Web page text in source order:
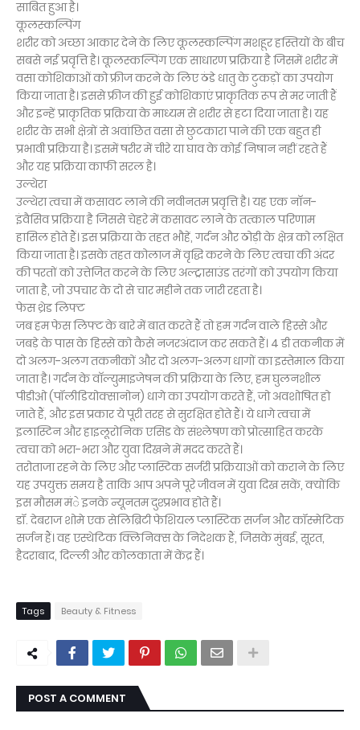
साबित हुआ है।
कूलस्कल्पिंग
शरीर को अच्छा आकार देने के लिए कूलस्कल्पिंग मशहूर हस्तियों के बीच
सबसे नई प्रवृत्ति है। कूलस्कल्पिंग एक साधारण प्रक्रिया है जिसमें शरीर में
वसा कोशिकाओं को फ्रीज करने के लिए ठंडे धातु के टुकड़ों का उपयोग
किया जाता है। इससे फ्रीज की हुई कोशिकाएं प्राकृतिक रूप से मर जाती हैं
और इन्हें प्राकृतिक प्रक्रिया के माध्यम से शरीर से हटा दिया जाता है। यह
शरीर के सभी क्षेत्रों से अवांछित वसा से छुटकारा पाने की एक बहुत ही
प्रभावी प्रक्रिया है। इसमें षरीर में चीरे या घाव के कोई निषान नहीं रहते हैं
और यह प्रक्रिया काफी सरल है।
उल्थेरा
उल्थेरा त्वचा में कसावट लाने की नवीनतम प्रवृत्ति है। यह एक नाॅन-
इंवैसिव प्रक्रिया है जिससे चेहरे में कसावट लाने के तत्काल परिणाम
हासिल होते हैं। इस प्रक्रिया के तहत भौहें, गर्दन और ठोड़ी के क्षेत्र को लक्षित
किया जाता है। इसके तहत कोलाज में वृद्धि करने के लिए त्वचा की अंदर
की परतों को उत्तेजित करने के लिए अल्ट्रासाउंड तरंगों को उपयोग किया
जाता है, जो उपचार के दो से चार महीने तक जारी रहता है।
फेस थ्रेड लिफ्ट
जब हम फेस लिफ्ट के बारे में बात करते हैं तो हम गर्दन वाले हिस्से और
जबड़े के पास के हिस्से को कैसे नजरअंदाज कर सकते हैं। 4 डी तकनीक में
दो अलग-अलग तकनीकों और दो अलग-अलग धागों का इस्तेमाल किया
जाता है। गर्दन के वाॅल्युमाइजेषन की प्रक्रिया के लिए, हम घुलनशील
पीडीओ (पॉलीडियोक्सानोन) धागे का उपयोग करते हैं, जो अवशोषित हो
जाते हैं, और इस प्रकार ये पूरी तरह से सुरक्षित होते हैं। ये धागे त्वचा में
इलास्टिन और हाइलूरोनिक एसिड के संश्लेषण को प्रोत्साहित करके
त्वचा को भरा-भरा और युवा दिखने में मदद करते हैं।
तरोताजा रहने के लिए और प्लास्टिक सर्जरी प्रक्रियाओं को कराने के लिए
यह उपयुक्त समय है ताकि आप अपने पूरे जीवन में युवा दिख सकें, क्योंकि
इस मौसम मंे इनके न्यूनतम दुश्प्रभाव होते हैं।
डॉ. देबराज शोमे एक सेलिब्रिटी फेशियल प्लास्टिक सर्जन और कॉस्मेटिक
सर्जन हैं। वह एस्थेटिक क्लिनिक्स के निदेशक हैं, जिसके मुंबई, सूरत,
हैदराबाद, दिल्ली और कोलकाता में केंद्र हैं।
Tags Beauty & Fitness
POST A COMMENT